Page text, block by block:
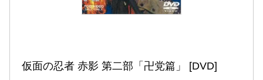
仮面の忍者 赤影 第二部「卍党篇」 [DVD]